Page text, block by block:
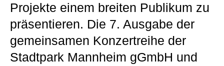
Projekte einem breiten Publikum zu
präsentieren. Die 7. Ausgabe der
gemeinsamen Konzertreihe der
Stadtpark Mannheim gGmbH und